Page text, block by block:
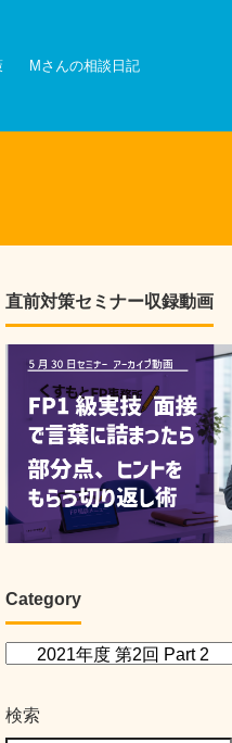
Mさんの相談日記
直前対策セミナー収録動画
Category
検索